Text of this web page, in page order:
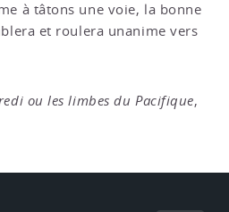
à tâtons une voie, la bonne
et roulera unanime vers
ou les limbes du Pacifique,